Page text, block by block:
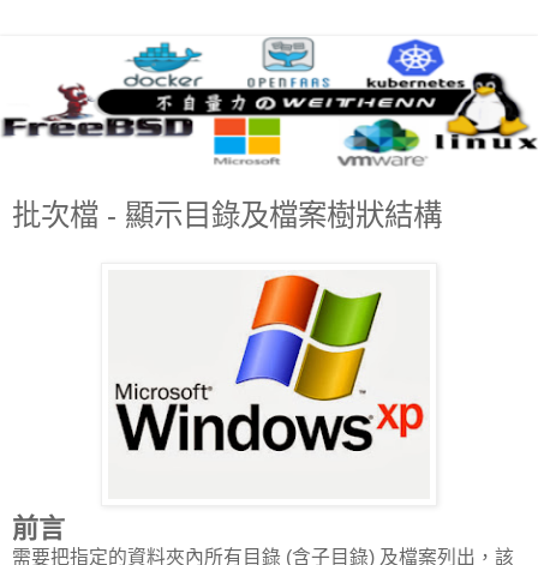
批次檔 - 顯示目錄及檔案樹狀結構
前言
需要把指定的資料夾內所有目錄 (含子目錄) 及檔案列出，該